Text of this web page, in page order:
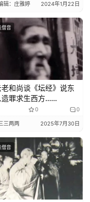
辑：庄雅婷 2024年1月22日
僧音
老和尚谈《坛经》说东
造罪求生西方……
0 0
三两两 2025年7月30日
僧音